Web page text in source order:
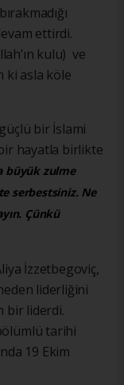
ettirdi.
kulu) ve
ki asla köle
bir İslami
hayatla birlikte
büyük zulme
serbestsiniz. Ne
Çünkü
İzzetbegoviç,
liderliğini
bir liderdi.
tarihi
19 Ekim